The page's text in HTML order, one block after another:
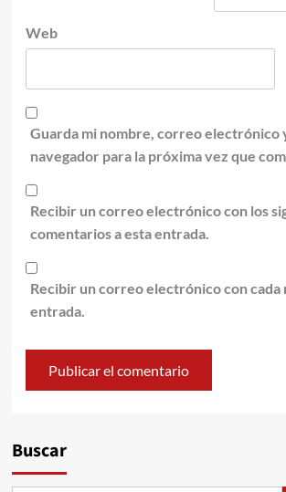
Web
Guarda mi nombre, correo electrónico
navegador para la próxima vez que
Recibir un correo electrónico con los
comentarios a esta entrada.
Recibir un correo electrónico con cada
entrada.
Buscar